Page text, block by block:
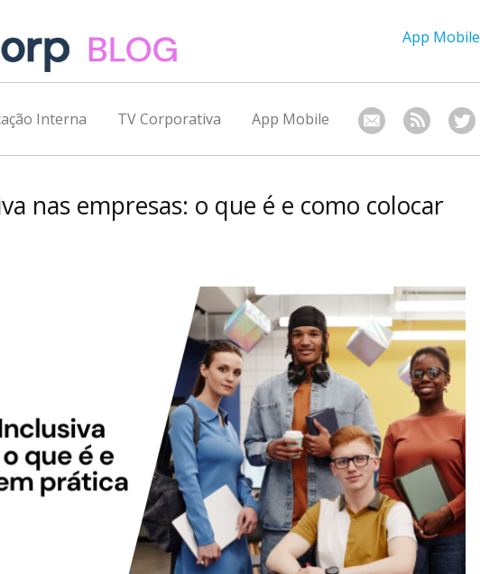
App Mobile
Interna TV Corporativa App Mobile
nas empresas: o que é e como colocar